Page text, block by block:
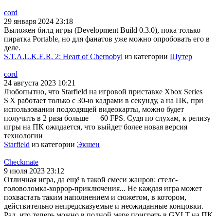
cord
29 января 2024 23:18
Выложен билд игры (Development Build 0.3.0), пока только
пиратка Portable, но для фанатов уже можно опробовать его в
деле.
S.T.A.L.K.E.R. 2: Heart of Chernobyl из категории Шутер
cord
24 августа 2023 10:21
Любопытно, что Starfield на игровой приставке Xbox Series
S|X работает только с 30-ю кадрами в секунду, а на ПК, при
использовании подходящей видеокарты, можно будет
получить в 2 раза больше — 60 FPS. Судя по слухам, к релизу
игры на ПК ожидается, что выйдет более новая версия
технологии
Starfield из категории Экшен
Checkmate
9 июля 2023 23:12
Отличная игра, да ещё в такой смеси жанров: стелс-
головоломка-хоррор-приключения... Не каждая игра может
похвастать таким наполнением и сюжетом, в котором,
действительно непредсказуемые и неожиданные концовки.